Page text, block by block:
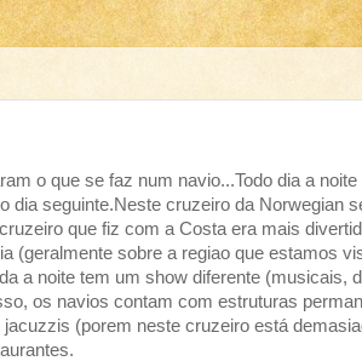
o que se faz num navio...Todo dia a
dia seguinte.Neste cruzeiro da Norwegian
que fiz com a Costa era mais
(geralmente sobre a regiao que estamos
a noite tem um show diferente (musicais,
os navios contam com estruturas
jacuzzis (porem neste cruzeiro está